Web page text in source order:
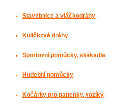
Stavebnice a vláčkodráhy
Kuličkové dráhy
Sportovní pomůcky, skákadla
Hudební pomůcky
Kočárky pro panenky, vozíky